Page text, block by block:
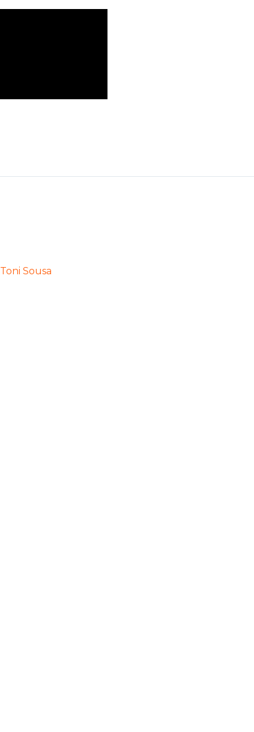
Toni Sousa